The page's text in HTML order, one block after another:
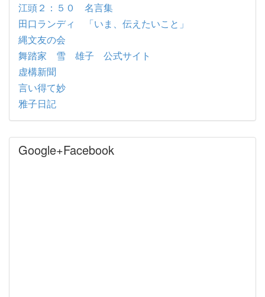
江頭２：５０ 名言集
田口ランディ 「いま、伝えたいこと」
縄文友の会
舞踏家 雪 雄子 公式サイト
虚構新聞
言い得て妙
雅子日記
Google+Facebook